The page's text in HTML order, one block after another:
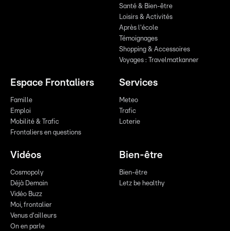
Santé & Bien-être
Loisirs & Activités
Après l'école
Témoignages
Shopping & Accessoires
Voyages : Travelmatkanner
Espace Frontaliers
Famille
Emploi
Mobilité & Trafic
Frontaliers en questions
Services
Meteo
Trafic
Loterie
Vidéos
Cosmopoly
Déjà Demain
Vidéo Buzz
Moi, frontalier
Venus d'ailleurs
On en parle
Bien-être
Bien-être
Letz be healthy